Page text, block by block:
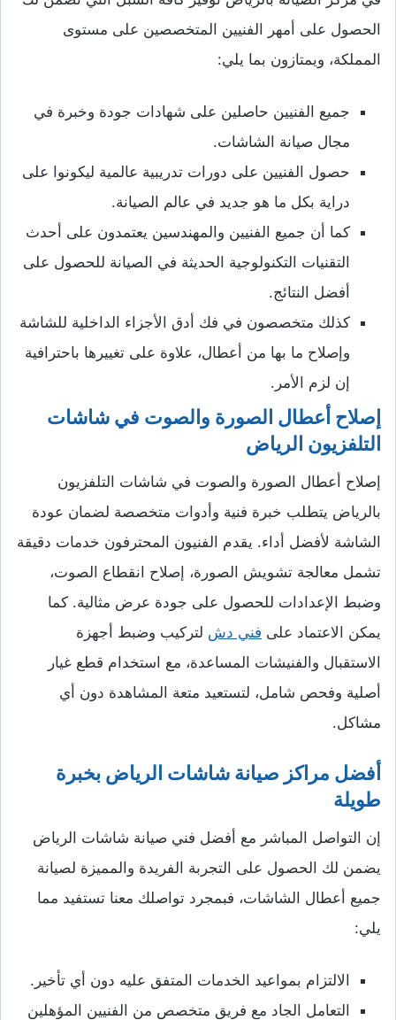
الحصول على أمهر الفنيين المتخصصين على مستوى
المملكة، ويمتازون بما يلي:
جميع الفنيين حاصلين على شهادات جودة وخبرة في
مجال صيانة الشاشات.
حصول الفنيين على دورات تدريبية عالمية ليكونوا على
دراية بكل ما هو جديد في عالم الصيانة.
كما أن جميع الفنيين والمهندسين يعتمدون على أحدث
التقنيات التكنولوجية الحديثة في الصيانة للحصول على
أفضل النتائج.
كذلك متخصصون في فك أدق الأجزاء الداخلية للشاشة
وإصلاح ما بها من أعطال، علاوة على تغييرها باحترافية
إن لزم الأمر.
إصلاح أعطال الصورة والصوت في شاشات
التلفزيون الرياض
إصلاح أعطال الصورة والصوت في شاشات التلفزيون
بالرياض يتطلب خبرة فنية وأدوات متخصصة لضمان عودة
الشاشة لأفضل أداء. يقدم الفنيون المحترفون خدمات دقيقة
تشمل معالجة تشويش الصورة، إصلاح انقطاع الصوت،
وضبط الإعدادات للحصول على جودة عرض مثالية. كما
يمكن الاعتماد على فني دش لتركيب وضبط أجهزة
الاستقبال والفنيشات المساعدة، مع استخدام قطع غيار
أصلية وفحص شامل، لتستعيد متعة المشاهدة دون أي
مشاكل.
أفضل مراكز صيانة شاشات الرياض بخبرة
طويلة
إن التواصل المباشر مع أفضل فني صيانة شاشات الرياض
يضمن لك الحصول على التجربة الفريدة والمميزة لصيانة
جميع أعطال الشاشات، فبمجرد تواصلك معنا تستفيد مما
يلي:
الالتزام بمواعيد الخدمات المتفق عليه دون أي تأخير.
التعامل الجاد مع فريق متخصص من الفنيين المؤهلين